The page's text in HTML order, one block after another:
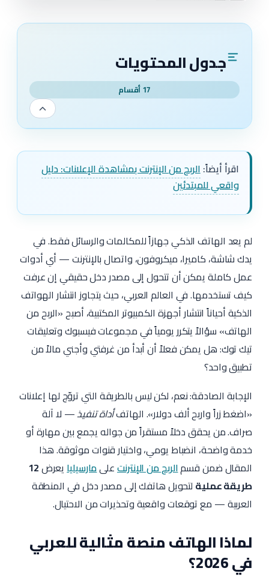
جدول المحتويات
17 أقسام
اقرأ أيضاً:الربح من الإنترنت بمشاهدة الإعلانات: دليل
واقعي للمبتدئين
لم يعد الهاتف الذكي جهازاً للمكالمات والرسائل فقط. في
يدك شاشة، كاميرا، ميكروفون، واتصال بالإنترنت — أي أدوات
عمل كاملة يمكن أن تتحول إلى مصدر دخل حقيقي إن عرفت
كيف تستخدمها. في العالم العربي، حيث يتجاوز انتشار الهواتف
الذكية أحياناً انتشار أجهزة الكمبيوتر المكتبية، أصبح «الربح من
الهاتف» سؤالاً يتكرر يومياً في مجموعات فيسبوك وتعليقات
تيك توك: هل يمكن فعلاً أن أبدأ من غرفتي وأجني مالاً من
تطبيق واحد؟
الإجابة الصادقة: نعم، لكن ليس بالطريقة التي تروّج لها إعلانات
«اضغط زراً واربح ألف دولار». الهاتفأداة تنفيذ— لا آلة
صراف. من يحقق دخلاً مستقراً من جواله يجمع بين مهارة أو
خدمة واضحة، انضباط يومي، واختيار قنوات موثوقة. هذا
المقال ضمن قسمالربح من الإنترنتعلىمارسيليايعرض12
طريقة عملية لتحويل هاتفك إلى مصدر دخل في المنطقة
العربية — مع توقعات واقعية وتحذيرات من الاحتيال.
لماذا الهاتف منصة مثالية للعربي
في 2026؟